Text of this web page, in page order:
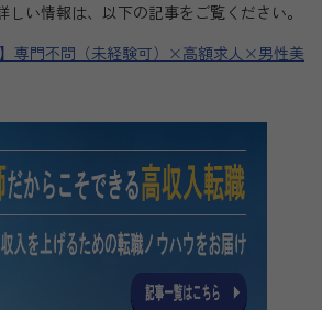
い情報は、以下の記事をご覧ください。
】専門不問（未経験可）×高額求人×男性美